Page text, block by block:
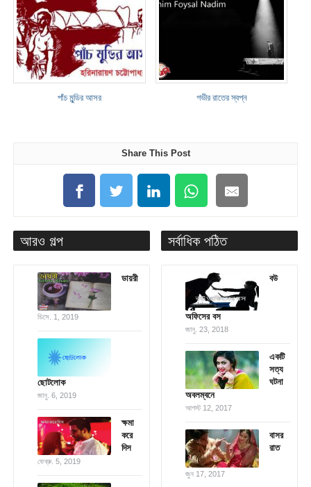
পাঁচ মুন্ডির আসর গভীর রাতের স্বপ্ন
Share This Post
আরও গল্প
ডায়রী
ডিসে. 1, 2019
ছোটলোক
জানু. 6, 2019
ক্ষমা
করে
দিস
ফেব্রু. 5, 2019
সর্বাধিক পঠিত
বউ
অফিসের বস
জানু. 23, 2018
একটি
সত্য
ঘটনা
অবলম্বনে
আগস্ট 12, 2017
বাসর
রাত
জুন 17, 2017